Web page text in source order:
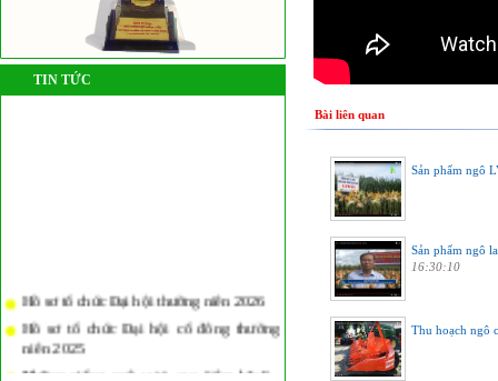
TIN TỨC
Hồ sơ tổ chức Đại hội thường niên 2026
Hồ sơ tổ chức Đại hội cổ đông thường
niên 2025
Những giống ngô vượt qua “tâm bão” -
Bài liên quan
Sản phẩm ngô
Sản phẩm ngô
16:30:10
Thu hoạch ngô